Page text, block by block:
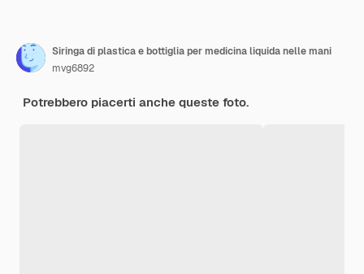
Siringa di plastica e bottiglia per medicina liquida nelle mani
mvg6892
Potrebbero piacerti anche queste foto.